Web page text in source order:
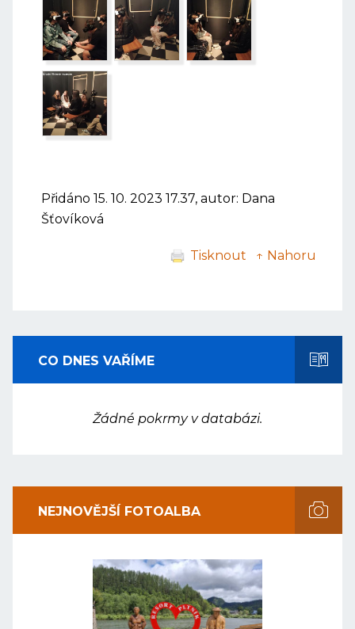
Přidáno 15. 10. 2023 17.37, autor: Dana
Šťovíková
Tisknout ↑ Nahoru
CO DNES VAŘÍME
Žádné pokrmy v databázi.
NEJNOVĚJŠÍ FOTOALBA